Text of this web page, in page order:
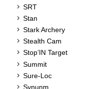
SRT
Stan
Stark Archery
Stealth Cam
Stop’IN Target
Summit
Sure-Loc
Synunm